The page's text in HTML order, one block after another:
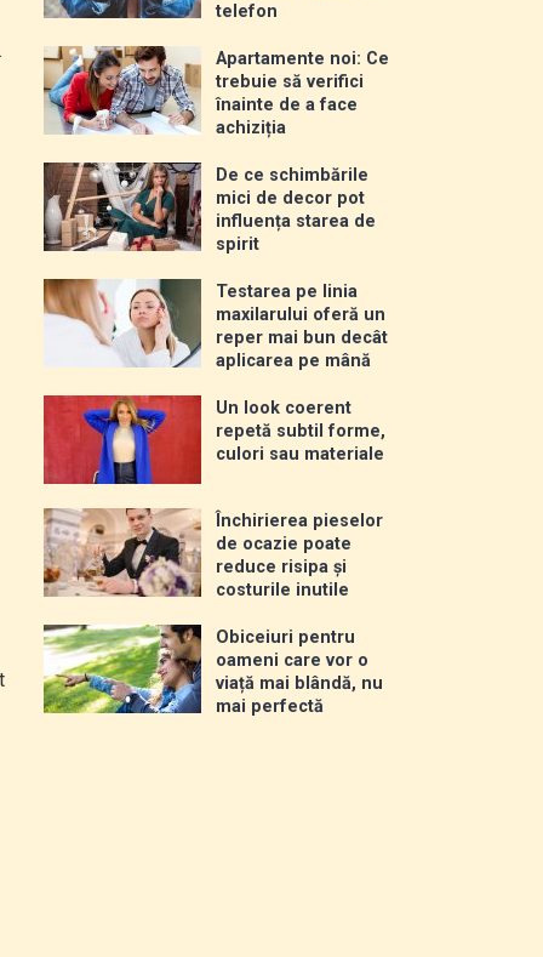
telefon
Apartamente noi: Ce
trebuie să verifici
înainte de a face
achiziția
De ce schimbările
mici de decor pot
influența starea de
spirit
Testarea pe linia
maxilarului oferă un
reper mai bun decât
aplicarea pe mână
Un look coerent
repetă subtil forme,
culori sau materiale
Închirierea pieselor
de ocazie poate
reduce risipa și
costurile inutile
Obiceiuri pentru
oameni care vor o
viață mai blândă, nu
mai perfectă